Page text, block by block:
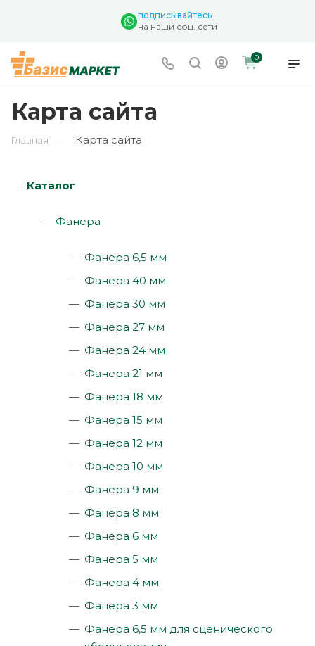
подписывайтесь
на наши соц. сети
0
Карта сайта
Главная — Карта сайта
Каталог
Фанера
Фанера 6,5 мм
Фанера 40 мм
Фанера 30 мм
Фанера 27 мм
Фанера 24 мм
Фанера 21 мм
Фанера 18 мм
Фанера 15 мм
Фанера 12 мм
Фанера 10 мм
Фанера 9 мм
Фанера 8 мм
Фанера 6 мм
Фанера 5 мм
Фанера 4 мм
Фанера 3 мм
Фанера 6,5 мм для сценического